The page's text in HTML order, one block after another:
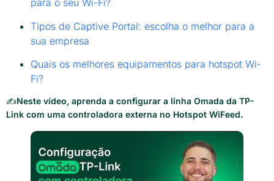
para o seu Wi-Fi?
Tipos de Captive Portal: escolha o melhor para a
sua empresa
Quais os melhores equipamentos para hotspot Wi-
Fi?
✍️Neste vídeo, aprenda a configurar a linha Omada da TP-
Link com uma controladora externa no Hotspot WiFeed.